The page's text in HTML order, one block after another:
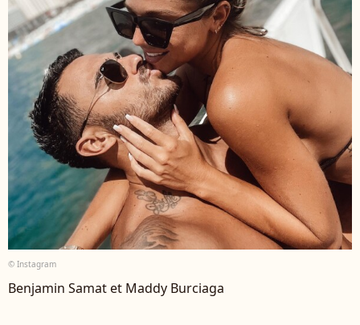
© Instagram
Benjamin Samat et Maddy Burciaga